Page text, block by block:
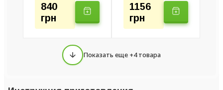
840
грн
1156
грн
Показать еще +4 товара